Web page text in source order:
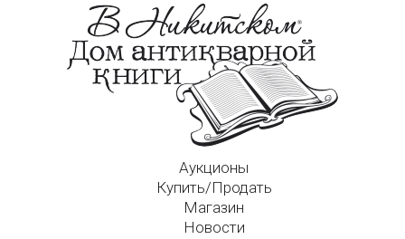
Аукционы
Купить/Продать
Магазин
Новости